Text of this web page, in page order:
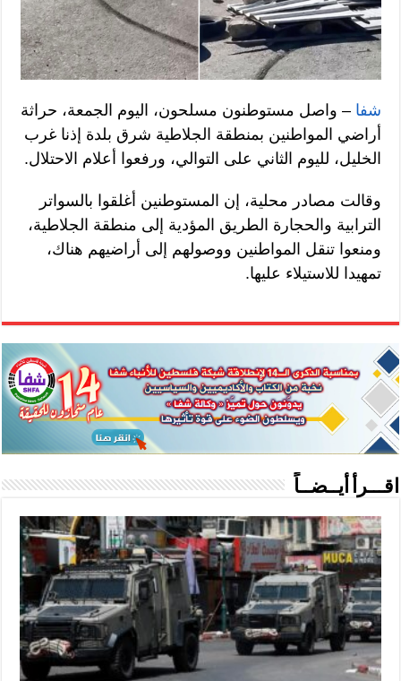
شفا – واصل مستوطنون مسلحون، اليوم الجمعة، حراثة
أراضي المواطنين بمنطقة الجلاطية شرق بلدة إذنا غرب
الخليل، لليوم الثاني على التوالي، ورفعوا أعلام الاحتلال.
وقالت مصادر محلية، إن المستوطنين أغلقوا بالسواتر
الترابية والحجارة الطريق المؤدية إلى منطقة الجلاطية،
ومنعوا تنقل المواطنين ووصولهم إلى أراضيهم هناك،
تمهيدا للاستيلاء عليها.
اقـــرأ أيــضــاً